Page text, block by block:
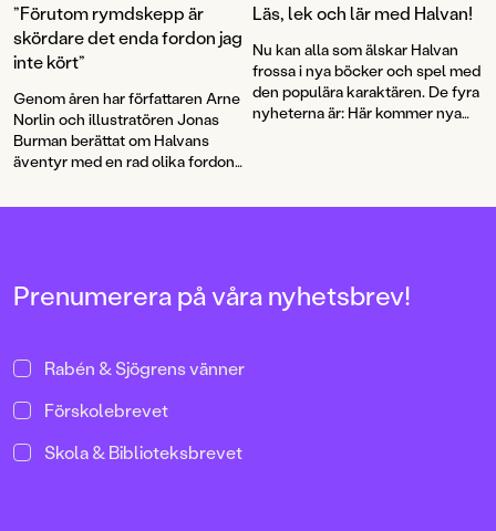
”Förutom rymdskepp är
skördare det enda fordon jag
inte kört”
Genom åren har författaren Arne
Norlin och illustratören Jonas
Burman berättat om Halvans
äventyr med en rad olika fordon.
skogsmaskinist får Halvan köra
näringar. Barnböckerna om
Halvan har sålt i mer än 2 miljoner
Läs, lek och lär med Halvan!
Nu kan alla som älskar Halvan
frossa i nya böcker och spel med
den populära karaktären. De fyra
nyheterna är: Här kommer nya
Prenumerera på våra nyhetsbrev!
Rabén & Sjögrens vänner
Förskolebrevet
Skola & Biblioteksbrevet